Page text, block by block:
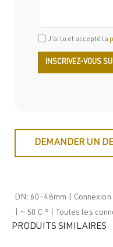
J'ai lu et accepté la
DEMANDER UN
DN: 60-48mm |
| ~ 50 C ° | Toutes les
PRODUITS SIMILAIRES